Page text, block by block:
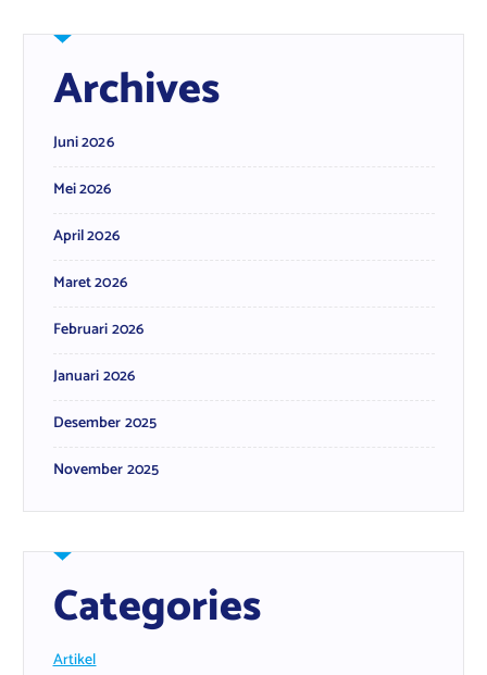
Archives
Juni 2026
Mei 2026
April 2026
Maret 2026
Februari 2026
Januari 2026
Desember 2025
November 2025
Categories
Artikel